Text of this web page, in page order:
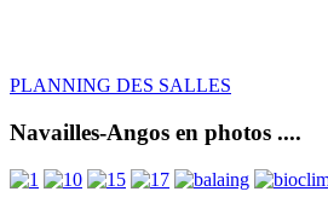
PLANNING DES SALLES
Navailles-Angos en photos ....